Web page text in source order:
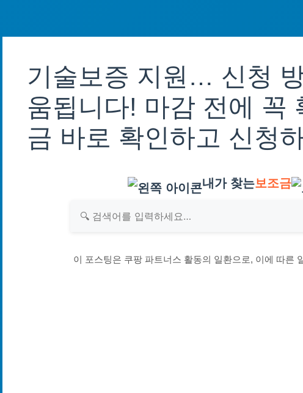
기술보증 지원… 신청
움됩니다! 마감 전에 꼭
금 바로 확인하고 신청
내가 찾는보조금
이 포스팅은 쿠팡 파트너스 활동의 일환으로, 이에 따른